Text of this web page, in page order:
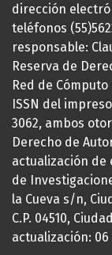
dirección
teléfonos
responsable:
Reserva de
Red de Cómputo
ISSN del
3062, ambos
Derecho de
actualización
de
la Cueva s/n,
C.P. 04510,
actualización: